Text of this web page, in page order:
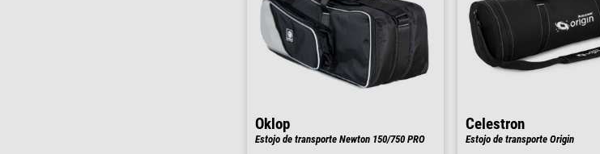
Oklop
Estojo de transporte Newton 150/750 PRO
Celestron
Estojo de transporte Origin